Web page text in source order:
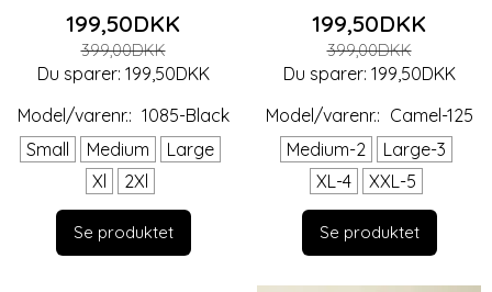
199,50DKK
399,00DKK
Du sparer: 199,50DKK
Model/varenr.: 1085-Black
Small
Medium
Large
Xl
2Xl
Se produktet
199,50DKK
399,00DKK
Du sparer: 199,50DKK
Model/varenr.: Camel-125
Medium-2
Large-3
XL-4
XXL-5
Se produktet